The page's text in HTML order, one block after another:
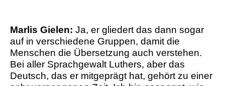
Marlis Gielen: Ja, er gliedert das dann sogar
auf in verschiedene Gruppen, damit die
Menschen die Übersetzung auch verstehen.
Bei aller Sprachgewalt Luthers, aber das
Deutsch, das er mitgeprägt hat, gehört zu einer